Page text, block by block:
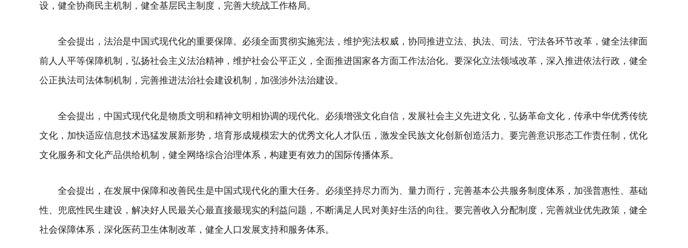
设，健全协商民主机制，健全基层民主制度，完善大统战工作格局。
全会提出，法治是中国式现代化的重要保障。必须全面贯彻实施宪法，维护宪法权威，协同推进立法、执法、司法、守法各环节改革，健全法律面
前人人平等保障机制，弘扬社会主义法治精神，维护社会公平正义，全面推进国家各方面工作法治化。要深化立法领域改革，深入推进依法行政，健全
公正执法司法体制机制，完善推进法治社会建设机制，加强涉外法治建设。
全会提出，中国式现代化是物质文明和精神文明相协调的现代化。必须增强文化自信，发展社会主义先进文化，弘扬革命文化，传承中华优秀传统
文化，加快适应信息技术迅猛发展新形势，培育形成规模宏大的优秀文化人才队伍，激发全民族文化创新创造活力。要完善意识形态工作责任制，优化
文化服务和文化产品供给机制，健全网络综合治理体系，构建更有效力的国际传播体系。
全会提出，在发展中保障和改善民生是中国式现代化的重大任务。必须坚持尽力而为、量力而行，完善基本公共服务制度体系，加强普惠性、基础
性、兜底性民生建设，解决好人民最关心最直接最现实的利益问题，不断满足人民对美好生活的向往。要完善收入分配制度，完善就业优先政策，健全
社会保障体系，深化医药卫生体制改革，健全人口发展支持和服务体系。